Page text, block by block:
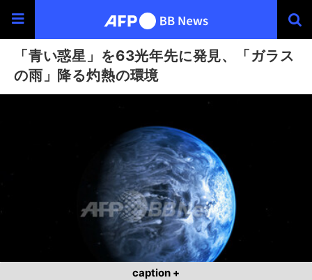
「青い惑星」を63光年先に発見、「ガラス
の雨」降る灼熱の環境
caption +